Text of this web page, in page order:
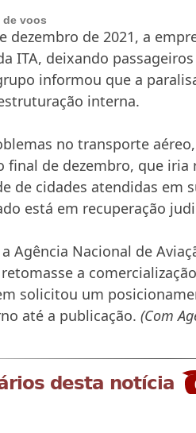
de voos
dezembro de 2021, a
ITA, deixando
informou que a
interna.
no transporte
final de dezembro, que
de cidades atendidas em
está em recuperação
Agência Nacional de
a
solicitou um
até a publicação. (Com
desta notícia